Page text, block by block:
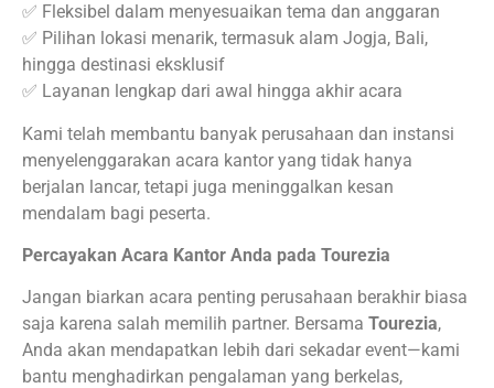
✅ Fleksibel dalam menyesuaikan tema dan anggaran
✅ Pilihan lokasi menarik, termasuk alam Jogja, Bali,
hingga destinasi eksklusif
✅ Layanan lengkap dari awal hingga akhir acara
Kami telah membantu banyak perusahaan dan instansi
menyelenggarakan acara kantor yang tidak hanya
berjalan lancar, tetapi juga meninggalkan kesan
mendalam bagi peserta.
Percayakan Acara Kantor Anda pada Tourezia
Jangan biarkan acara penting perusahaan berakhir biasa
saja karena salah memilih partner. Bersama Tourezia,
Anda akan mendapatkan lebih dari sekadar event—kami
bantu menghadirkan pengalaman yang berkelas,